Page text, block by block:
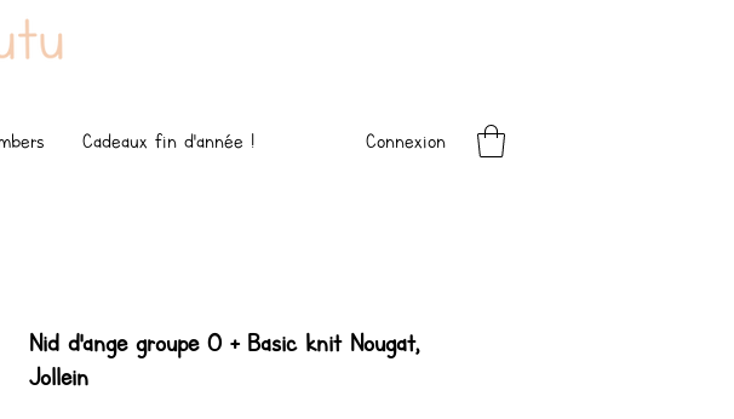
Cadeaux fin d'année ! Connexion
Nid d'ange groupe 0 + Basic knit Nougat,
Jollein